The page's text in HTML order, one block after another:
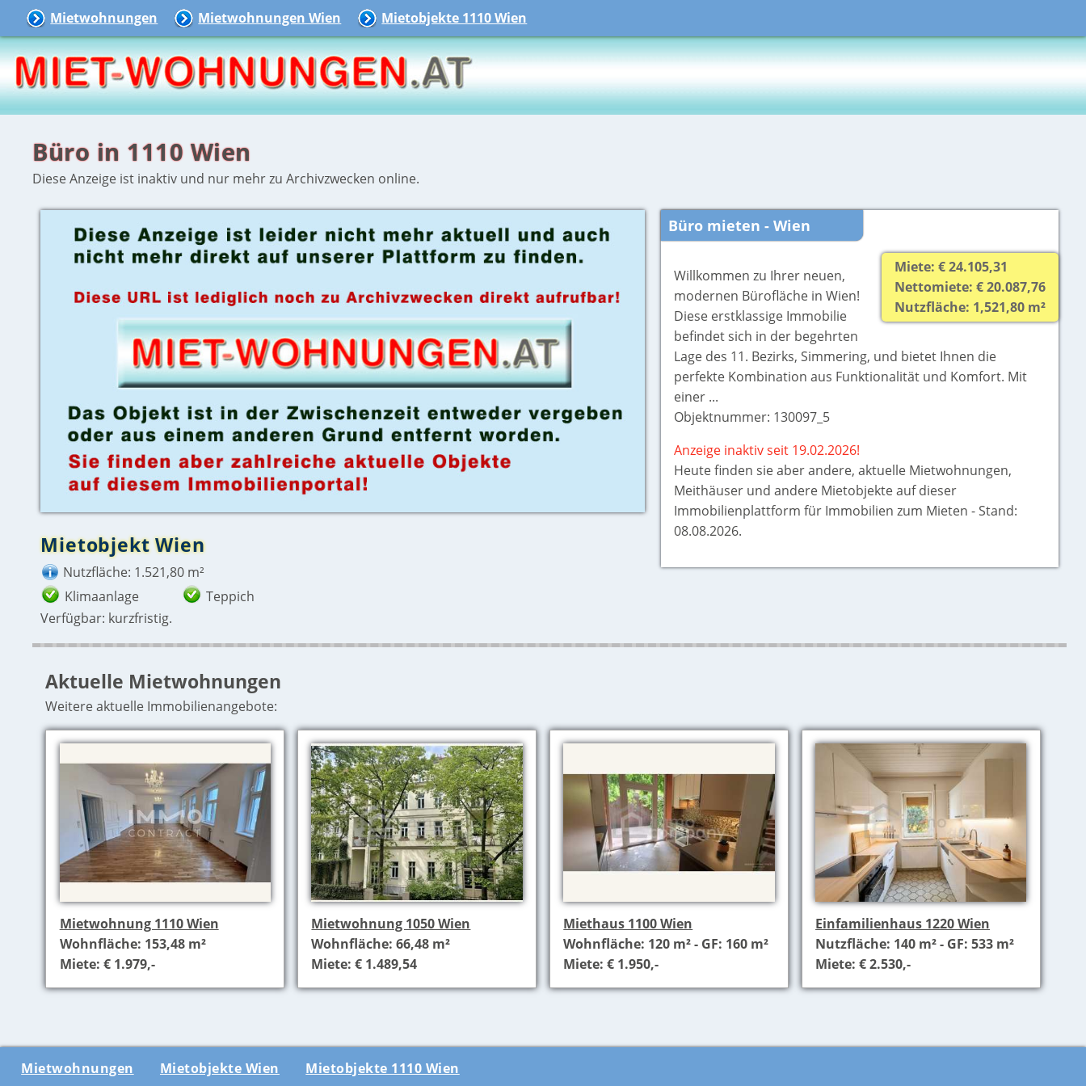
Mietwohnungen Mietwohnungen Wien Mietobjekte 1110 Wien
Büro in 1110 Wien
Diese Anzeige ist inaktiv und nur mehr zu Archivzwecken online.
Mietobjekt Wien
Nutzfläche: 1.521,80 m²
Klimaanlage
Teppich
Verfügbar: kurzfristig.
Büro mieten - Wien
Miete: € 24.105,31
Nettomiete: € 20.087,76
Nutzfläche: 1,521,80 m²
Willkommen zu Ihrer neuen,
modernen Bürofläche in Wien!
Diese erstklassige Immobilie
befindet sich in der begehrten
Lage des 11. Bezirks, Simmering, und bietet Ihnen die
perfekte Kombination aus Funktionalität und Komfort. Mit
einer ...
Objektnummer: 130097_5
Anzeige inaktiv seit 19.02.2026!
Heute finden sie aberandere, aktuelle Mietwohnungen,
Meithäuser und andere Mietobjekte auf dieser
Immobilienplattform für Immobilien zum Mieten - Stand:
08.08.2026.
Aktuelle Mietwohnungen
Weitere aktuelle Immobilienangebote:
Mietwohnung 1110 Wien
Wohnfläche: 153,48 m²
Miete: € 1.979,-
Mietwohnung 1050 Wien
Wohnfläche: 66,48 m²
Miete: € 1.489,54
Miethaus 1100 Wien
Wohnfläche: 120 m² - GF: 160 m²
Miete: € 1.950,-
Einfamilienhaus 1220 Wien
Nutzfläche: 140 m² - GF: 533 m²
Miete: € 2.530,-
Mietwohnungen Mietobjekte Wien Mietobjekte 1110 Wien